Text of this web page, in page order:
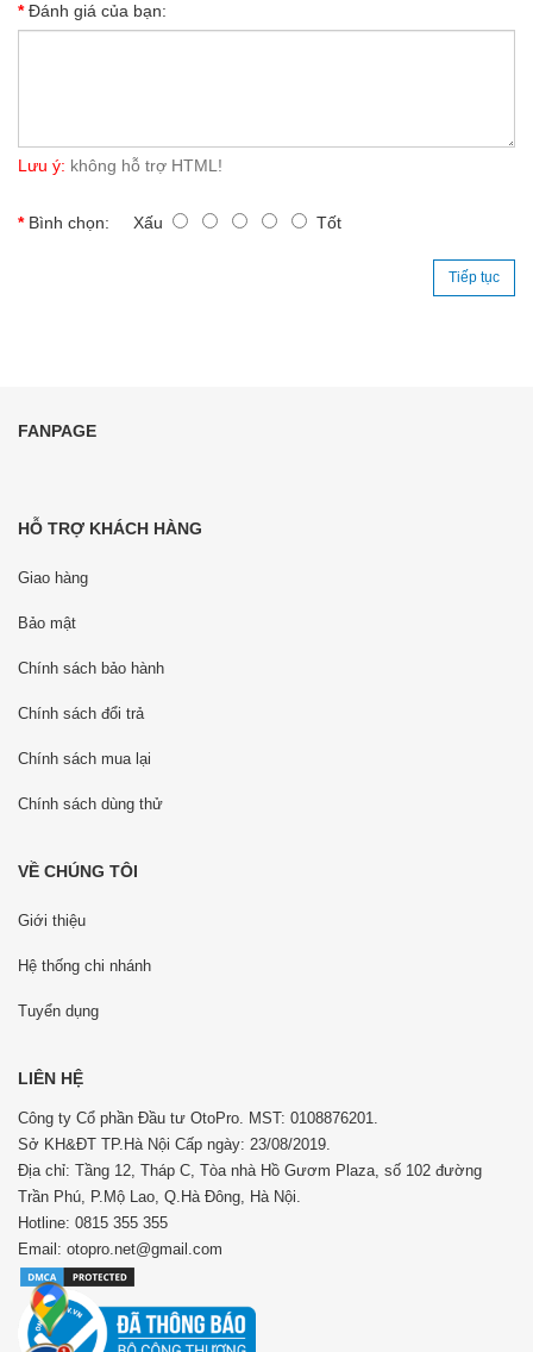
Đánh giá của bạn:
Lưu ý: không hỗ trợ HTML!
Bình chọn: Xấu Tốt
Tiếp tục
FANPAGE
HỖ TRỢ KHÁCH HÀNG
Giao hàng
Bảo mật
Chính sách bảo hành
Chính sách đổi trả
Chính sách mua lại
Chính sách dùng thử
VỀ CHÚNG TÔI
Giới thiệu
Hệ thống chi nhánh
Tuyển dụng
LIÊN HỆ
Công ty Cổ phần Đầu tư OtoPro. MST: 0108876201.
Sở KH&ĐT TP.Hà Nội Cấp ngày: 23/08/2019.
Địa chỉ: Tầng 12, Tháp C, Tòa nhà Hồ Gươm Plaza, số 102 đường
Trần Phú, P.Mộ Lao, Q.Hà Đông, Hà Nội.
Hotline: 0815 355 355
Email: otopro.net@gmail.com